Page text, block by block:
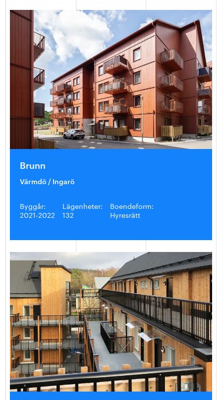
Brunn
Värmdö / Ingarö
Byggår:
2021-2022
Lägenheter:
132
Boendeform:
Hyresrätt